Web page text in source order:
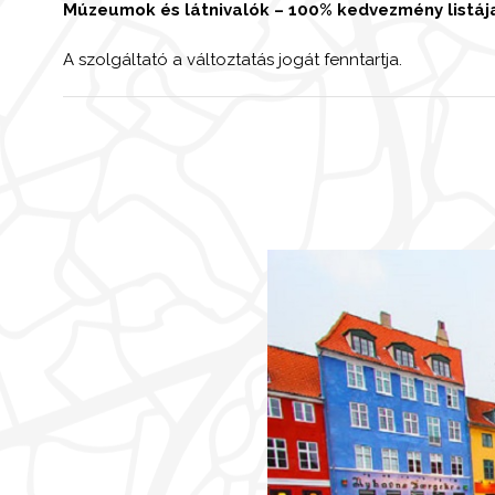
Múzeumok és látnivalók – 100% kedvezmény
A szolgáltató a változtatás jogát fenntartja.